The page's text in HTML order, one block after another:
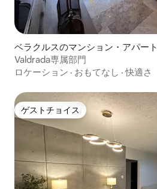
ベラクルスのマンション・アパート
Valdrada専属部門
ロケーション · おもてなし ·快適さ
ゲストチョイス
ゲストチョイス